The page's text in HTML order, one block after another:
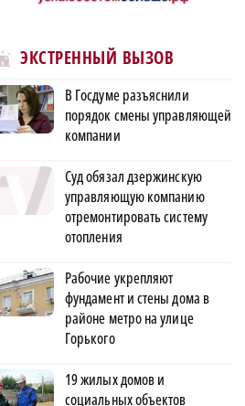
новая
в Нижнем
Нижегородский
ЭКСТРЕННЫЙ ВЫЗОВ
В Госдуме разъяснили
порядок смены управляющей
компании
Суд обязал дзержинскую
управляющую компанию
отремонтировать систему
отопления
Рабочие укрепляют
фундамент и стены дома в
районе метро на улице
Горького
19 жилых домов и
социальных объектов